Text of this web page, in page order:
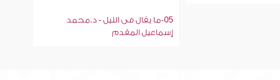
05-ما يقال فى الليل - د.محمد
إسماعيل المقدم